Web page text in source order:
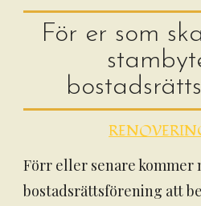
För er som
Förr eller senare kommer
bostadsrättsförening att